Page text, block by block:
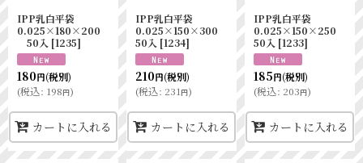
IPP乳白平袋
0.025×180×200
50入 [1235]
180円(税別)
(税込: 198円)
カートに入れる
IPP乳白平袋
0.025×150×300
50入 [1234]
210円(税別)
(税込: 231円)
カートに入れる
IPP乳白平袋
0.025×150×250
50入 [1233]
185円(税別)
(税込: 203円)
カートに入れる